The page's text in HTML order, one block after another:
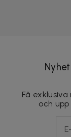
Få
och